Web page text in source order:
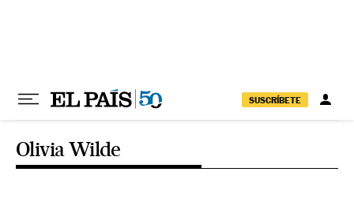
SUSCRÍBETE
Olivia Wilde